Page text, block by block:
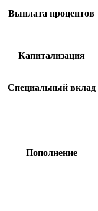
Выплата процентов
Капитализация
Специальный вклад
Пополнение